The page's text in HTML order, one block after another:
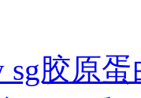
sg胶原